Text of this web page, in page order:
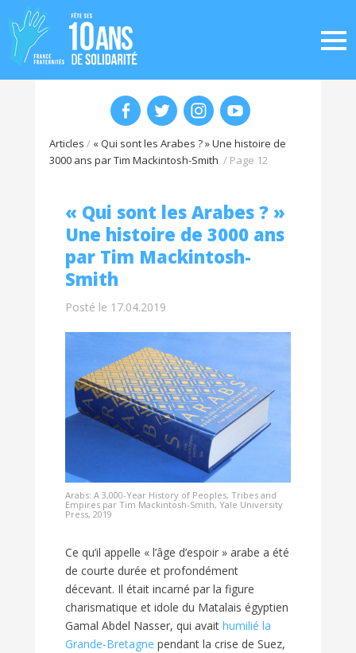
Articles / « Qui sont les Arabes ? » Une histoire de
3000 ans par Tim Mackintosh-Smith / Page 12
« Qui sont les Arabes ? »
Une histoire de 3000 ans
par Tim Mackintosh-
Smith
Posté le 17.04.2019
Arabs: A 3,000-Year History of Peoples, Tribes and
Empires par Tim Mackintosh-Smith, Yale University
Press, 2019
Ce qu’il appelle « l’âge d’espoir » arabe a été
de courte durée et profondément
décevant. Il était incarné par la figure
charismatique et idole du Matalais égyptien
Gamal Abdel Nasser, qui avait humilié la
Grande-Bretagne pendant la crise de Suez,